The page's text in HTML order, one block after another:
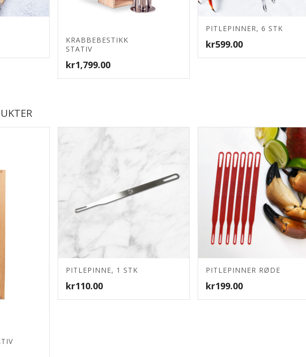
KRABBEBESTIKK
STATIV
kr1,799.00
PITLEPINNER, 6 STK
kr599.00
4.11PITLEPINNE, 1 STK
kr110.00
4.20PITLEPINNER RØDE
kr199.00